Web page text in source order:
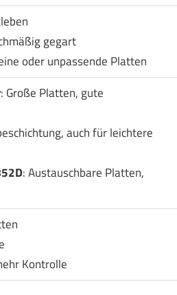
gegart
oder unpassende Platten
: Große Platten, gute
auch für leichtere
: Austauschbare Platten,
Kontrolle